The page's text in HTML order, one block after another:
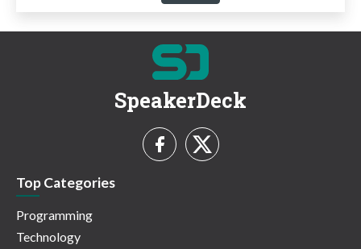
SpeakerDeck
Top Categories
Programming
Technology